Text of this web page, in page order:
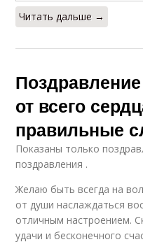
Читать дальше →
от всего
правильные
Показаны только
поздравления .
Желаю быть всегда на
от души наслаждаться
отличным настроением.
удачи и бесконечного